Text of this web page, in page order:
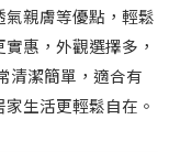
親膚等優點，輕鬆
惠，外觀選擇多，
清潔簡單，適合有
生活更輕鬆自在。